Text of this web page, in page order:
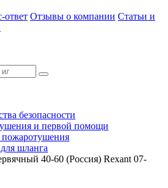
ответ Отзывы о компании Статьи и
безопасности
и первой помощи
пожаротушения
шланга
40-60 (Россия) Rexant 07-